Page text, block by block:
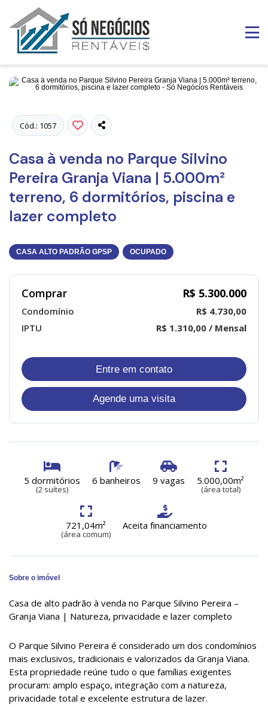
Cód.: 1057
Casa à venda no Parque Silvino
Pereira Granja Viana | 5.000m²
terreno, 6 dormitórios, piscina e
lazer completo
CASA ALTO PADRÃO GPSP OCUPADO
Comprar R$ 5.300.000
Condomínio
R$ 4.730,00
IPTU
R$ 1.310,00 / Mensal
Entre em contato
Agende uma visita
5 dormitórios
(2 suítes)
6 banheiros 9 vagas 5.000,00m²
(área total)
721,04m²
(área comum)
Aceita financiamento
Sobre o imóvel
Casa de alto padrão à venda no Parque Silvino Pereira –
Granja Viana | Natureza, privacidade e lazer completo
O Parque Silvino Pereira é considerado um dos condomínios
mais exclusivos, tradicionais e valorizados da Granja Viana.
Esta propriedade reúne tudo o que famílias exigentes
procuram: amplo espaço, integração com a natureza,
privacidade total e excelente estrutura de lazer.